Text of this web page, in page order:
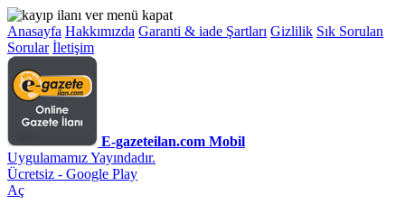
Anasayfa Hakkımızda Garanti & iade Şartları Gizlilik Sık Sorulan
Sorular İletişim
E-gazeteilan.com Mobil
Uygulamamız Yayındadır.
Ücretsiz - Google Play
Aç